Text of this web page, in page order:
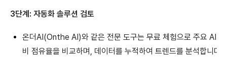
3단계: 자동화 솔루션 검토
온더AI(Onthe AI)와 같은 전문 도구는 무료 체험으로 주요 AI
비 점유율을 비교하며, 데이터를 누적하여 트렌드를 분석합니다.